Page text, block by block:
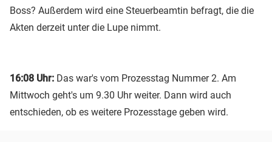
Boss? Außerdem wird eine Steuerbeamtin befragt, die die
Akten derzeit unter die Lupe nimmt.
16:08 Uhr: Das war's vom Prozesstag Nummer 2. Am
Mittwoch geht's um 9.30 Uhr weiter. Dann wird auch
entschieden, ob es weitere Prozesstage geben wird.